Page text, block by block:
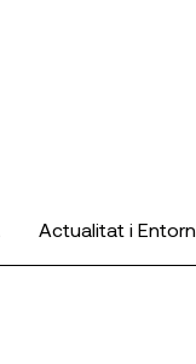
Actualitat i Entorn